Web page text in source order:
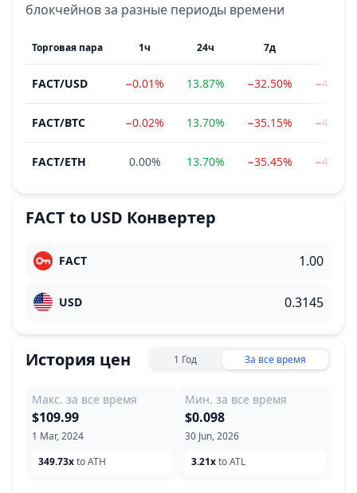
блокчейнов за разные периоды времени
Торговая пара 1ч 24ч 7д
FACT/USD −0.01% 13.87% −32.50%
FACT/BTC −0.02% 13.70% −35.15%
FACT/ETH 0.00% 13.70% −35.45%
FACTto USD Конвертер
FACT
USD
История цен 1 Год За все время
Макс. за все время
1 Mar, 2024
$109.99
349.73xto ATH
Мин. за все время
30 Jun, 2026
$0.098
3.21xto ATL